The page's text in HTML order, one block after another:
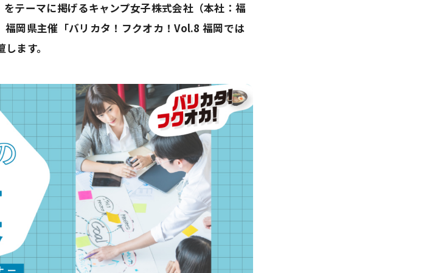
テーマに掲げるキャンプ女子株式会社（本社：福
岡県主催「バリカタ！フクオカ！Vol.8 福岡では
ます。